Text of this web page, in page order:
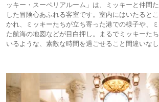
ッキー・スーペリアルーム」は、ミッキーと仲間
した冒険心あふれる客室です。室内にはいたると
かれ、ミッキーたちが立ち寄った港での様子や、
た航海の地図などが目白押し。まるでミッキーた
いるような、素敵な時間を過ごせること間違いなし